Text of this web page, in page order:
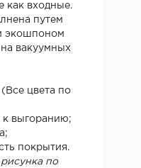
как входные.
путем
экошпоном
вакуумных
цвета по
к выгоранию;
покрытия.
по